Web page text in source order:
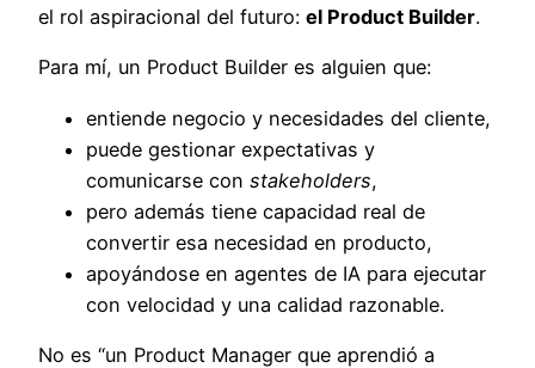
el rol aspiracional del futuro: el Product Builder.
Para mí, un Product Builder es alguien que:
entiende negocio y necesidades del cliente,
puede gestionar expectativas y
comunicarse con stakeholders,
pero además tiene capacidad real de
convertir esa necesidad en producto,
apoyándose en agentes de IA para ejecutar
con velocidad y una calidad razonable.
No es “un Product Manager que aprendió a